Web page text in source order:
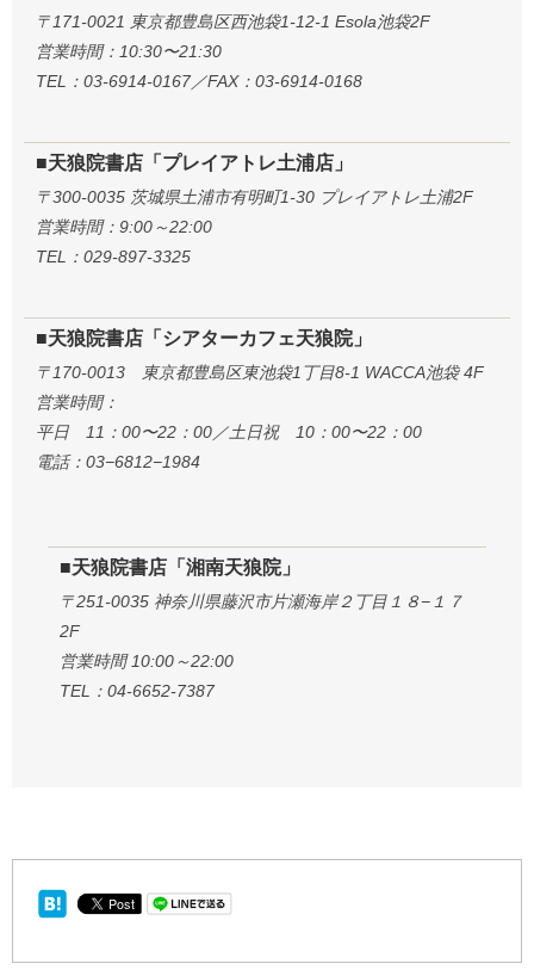
〒171-0021 東京都豊島区西池袋1-12-1 Esola池袋2F
営業時間：10:30〜21:30
TEL：03-6914-0167／FAX：03-6914-0168
■天狼院書店「プレイアトレ土浦店」
〒300-0035 茨城県土浦市有明町1-30 プレイアトレ土浦2F
営業時間：9:00～22:00
TEL：029-897-3325
■天狼院書店「シアターカフェ天狼院」
〒170-0013 東京都豊島区東池袋1丁目8-1 WACCA池袋 4F
営業時間：
平日 11：00〜22：00／土日祝 10：00〜22：00
電話：03−6812−1984
■天狼院書店「湘南天狼院」
〒251-0035 神奈川県藤沢市片瀬海岸２丁目１８−１７
2F
営業時間 10:00～22:00
TEL：04-6652-7387